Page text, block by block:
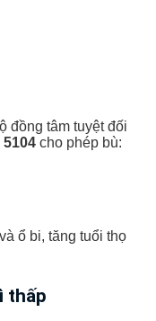
đồng tâm tuyệt đối
5104 cho phép bù:
ổ bi, tăng tuổi thọ
thấp